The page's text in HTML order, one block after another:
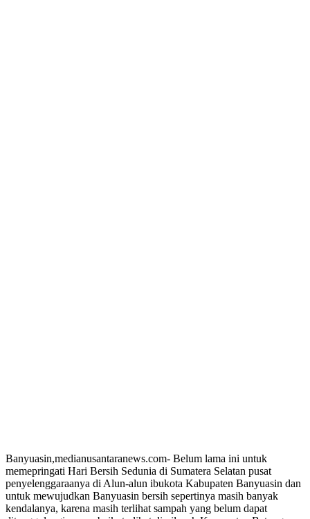
Banyuasin,medianusantaranews.com- Belum lama ini untuk
memepringati Hari Bersih Sedunia di Sumatera Selatan pusat
penyelenggaraanya di Alun-alun ibukota Kabupaten Banyuasin dan
untuk mewujudkan Banyuasin bersih sepertinya masih banyak
kendalanya, karena masih terlihat sampah yang belum dapat